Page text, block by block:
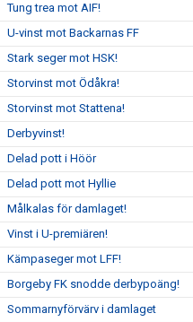
Tung trea mot AIF!
U-vinst mot Backarnas FF
Stark seger mot HSK!
Storvinst mot Ödåkra!
Storvinst mot Stattena!
Derbyvinst!
Delad pott i Höör
Delad pott mot Hyllie
Målkalas för damlaget!
Vinst i U-premiären!
Kämpaseger mot LFF!
Borgeby FK snodde derbypoäng!
Sommarnyförvärv i damlaget